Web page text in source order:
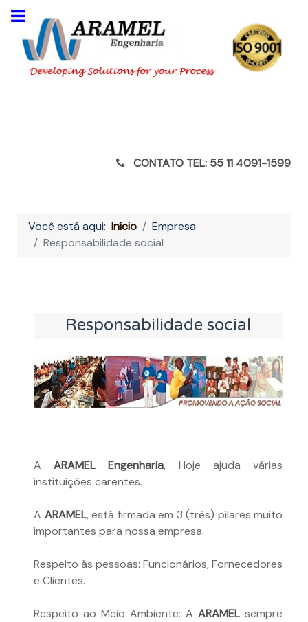
CONTATO TEL: 55 11 4091-1599
Você está aqui: Início
Empresa
Responsabilidade social
Responsabilidade social
AARAMEL Engenharia, Hoje ajuda várias
instituições carentes.
A ARAMEL, está firmada em 3 (três) pilares muito
importantes para nossa empresa.
Respeito às pessoas: Funcionários, Fornecedores
e Clientes.
Respeito ao Meio Ambiente: A ARAMEL sempre